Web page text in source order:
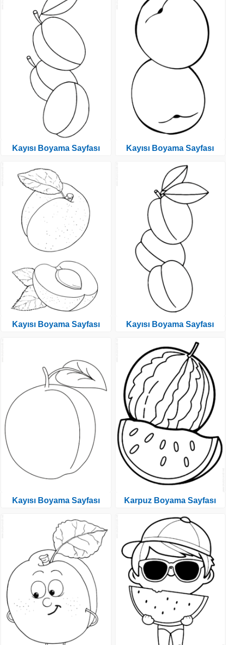
Kayısı Boyama Sayfası
Kayısı Boyama Sayfası
Kayısı Boyama Sayfası
Kayısı Boyama Sayfası
Kayısı Boyama Sayfası
Karpuz Boyama Sayfası